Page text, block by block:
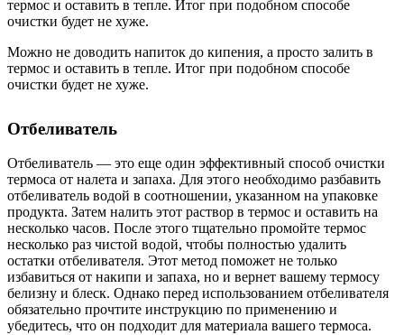
термос и оставить в тепле. Итог при подобном способе
очистки будет не хуже.
Можно не доводить напиток до кипения, а просто залить в
термос и оставить в тепле. Итог при подобном способе
очистки будет не хуже.
Отбеливатель
Отбеливатель — это еще один эффективный способ очистки
термоса от налета и запаха. Для этого необходимо разбавить
отбеливатель водой в соотношении, указанном на упаковке
продукта. Затем налить этот раствор в термос и оставить на
несколько часов. После этого тщательно промойте термос
несколько раз чистой водой, чтобы полностью удалить
остатки отбеливателя. Этот метод поможет не только
избавиться от накипи и запаха, но и вернет вашему термосу
белизну и блеск. Однако перед использованием отбеливателя
обязательно прочтите инструкцию по применению и
убедитесь, что он подходит для материала вашего термоса.